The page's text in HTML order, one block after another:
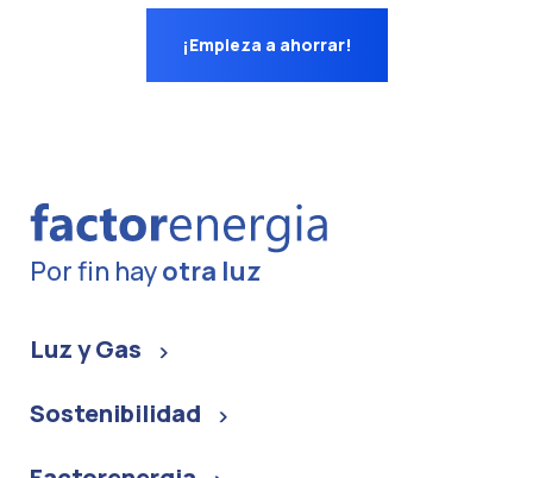
¡Empieza a ahorrar!
Por fin hayotra luz
Luz y Gas
Sostenibilidad